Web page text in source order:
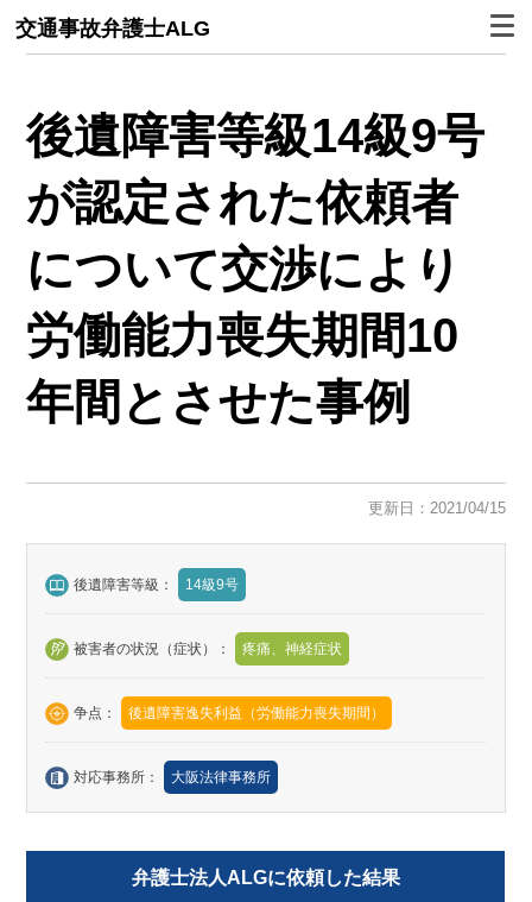
交通事故弁護士ALG
後遺障害等級14級9号
が認定された依頼者
について交渉により
労働能力喪失期間10
年間とさせた事例
更新日：2021/04/15
後遺障害等級： 14級9号
被害者の状況（症状）： 疼痛、神経症状
争点： 後遺障害逸失利益（労働能力喪失期間）
対応事務所： 大阪法律事務所
弁護士法人ALGに依頼した結果